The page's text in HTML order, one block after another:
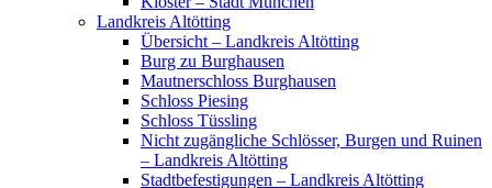
Landkreis Altötting
Übersicht – Landkreis Altötting
Burg zu Burghausen
Mautnerschloss Burghausen
Schloss Piesing
Schloss Tüssling
Nicht zugängliche Schlösser, Burgen und Ruinen
– Landkreis Altötting
Stadtbefestigungen – Landkreis Altötting